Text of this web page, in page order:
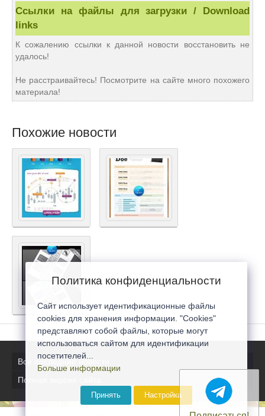
Ссылки на файлы для загрузки / Download
links
К сожалению ссылки к данной новости восстановить не
удалось!
Не расстраивайтесь! Посмотрите на сайте много похожего
материала!
Похожие новости
Все последние новости
Полная версия сайта
Политика конфиденциальности
Сайт использует идентификационные файлы
cookies для хранения информации. "Cookies"
представляют собой файлы, которые могут
использоваться сайтом для идентификации
посетителей...
Больше информации
Принять Настройка